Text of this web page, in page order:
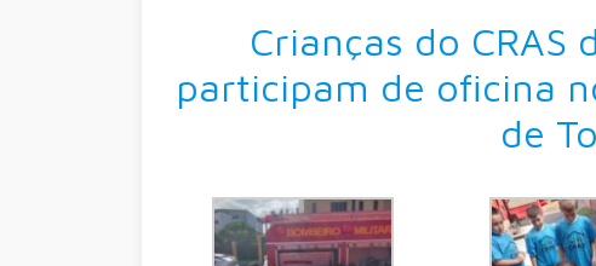
Crianças do CRAS
participam de oficina
de